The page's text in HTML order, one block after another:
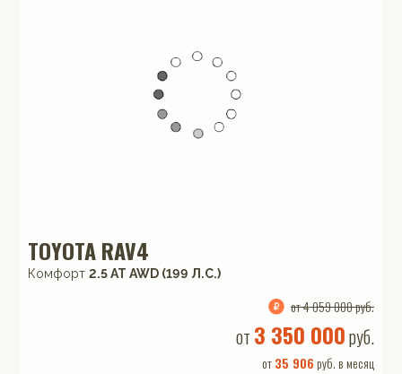
TOYOTA RAV4
Комфорт 2.5 AT AWD (199 Л.С.)
от 4 059 000 руб.
от 3 350 000руб.
от35 906 руб. в месяц